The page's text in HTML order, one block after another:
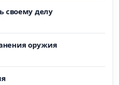
своему делу
оружия